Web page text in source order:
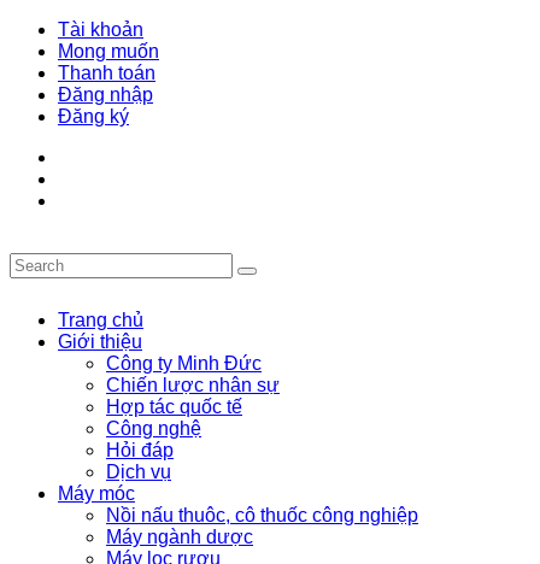
Tài khoản
Mong muốn
Thanh toán
Đăng nhập
Đăng ký
Trang chủ
Giới thiệu
Công ty Minh Đức
Chiến lược nhân sự
Hợp tác quốc tế
Công nghệ
Hỏi đáp
Dịch vụ
Máy móc
Nồi nấu thuôc, cô thuốc công nghiệp
Máy ngành dược
Máy lọc rượu